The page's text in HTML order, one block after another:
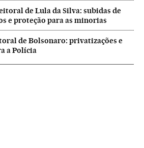
de Lula da Silva: subidas de
e proteção para as minorias
de Bolsonaro: privatizações e
a Polícia